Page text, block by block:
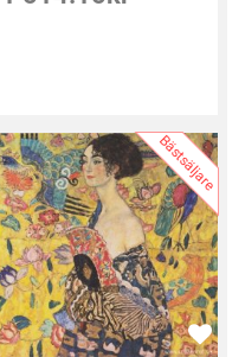
Bästsäljare